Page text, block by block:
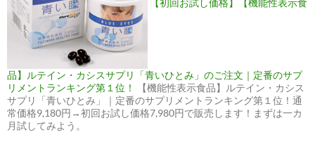
【初回お試し価格】【機能性表示食
品】ルテイン・カシスサプリ「青いひとみ」のご注文｜定番のサプ
リメントランキング第１位！
【機能性表示食品】ルテイン・カシス
サプリ「青いひとみ」｜定番のサプリメントランキング第１位！通
常価格9,180円→初回お試し価格7,980円で販売します！まずは一カ
月試してみよう。